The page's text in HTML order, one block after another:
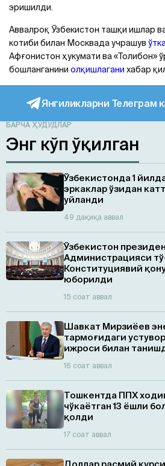
эришилди.
Аввалроқ Ўзбекистон ташқи ишлар
котиби билан Москвада учрашув
Афғонистон ҳукумати ва «Толибон»
бошланганини олқишлагани хабар
Янгиликларни Телеграм
БАРЧА ҲУДУДЛАР
Энг кўп ўқилган
Ўзбекистонда 1
эркаклар ўзидан
уйланди
49 дақиқа аввал
Ўзбекистон
Администрацияси
Конституциявий
юборилди
15 соат аввал
Шавкат Мирзиёев
тармоғидаги
ижроси билан
16 соат аввал
Тошкентда ППХ
чўкаётган 13 ёшли
қолди
17 соат аввал